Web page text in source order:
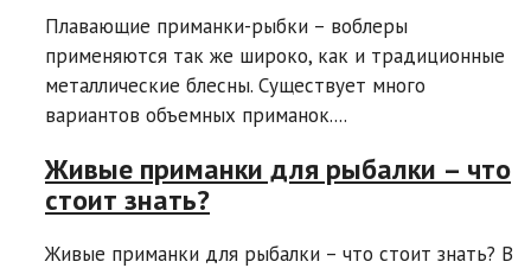
Плавающие приманки-рыбки – воблеры
применяются так же широко, как и традиционные
металлические блесны. Существует много
вариантов объемных приманок....
Живые приманки для рыбалки – что
стоит знать?
Живые приманки для рыбалки – что стоит знать? В